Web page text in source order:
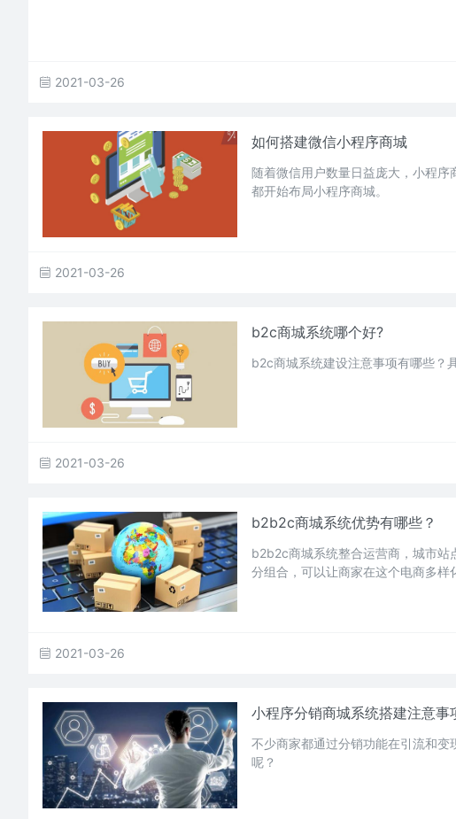
2021-03-26
如何搭建微信小程序商城
随着微信用户数量日益庞大，小程序
都开始布局小程序商城。
2021-03-26
b2c商城系统哪个好?
b2c商城系统建设注意事项有哪些？
2021-03-26
b2b2c商城系统优势有哪些？
b2b2c商城系统整合运营商，城市站
分组合，可以让商家在这个电商多样
2021-03-26
小程序分销商城系统搭建注意事
不少商家都通过分销功能在引流和
呢？